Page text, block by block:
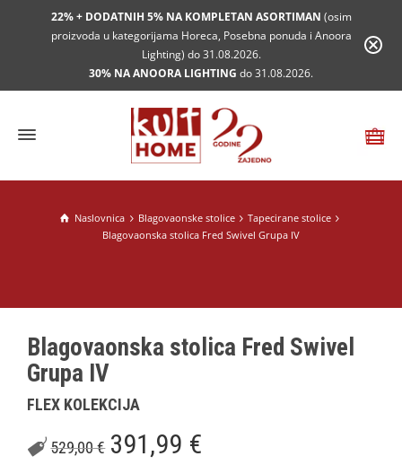
22% + DODATNIH 5% NA KOMPLETAN ASORTIMAN (osim
proizvoda u kategorijama Horeca, Posebna ponuda i Anoora
Lighting) do 31.08.2026.
30% NA ANOORA LIGHTING do 31.08.2026.
Naslovnica Blagovaonske stolice
Tapecirane stolice
Blagovaonska stolica Fred Swivel Grupa IV
Blagovaonska stolica Fred Swivel
Grupa IV
FLEX KOLEKCIJA
529,00€ 391,99 €